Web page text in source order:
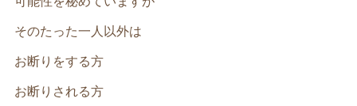
そのたった一人以外は
お断りをする方
お断りされる方